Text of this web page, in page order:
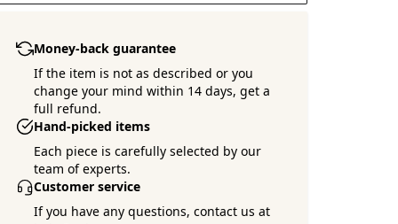
Money-back guarantee
If the item is not as described or you
change your mind within 14 days, get a
full refund.
Hand-picked items
Each piece is carefully selected by our
team of experts.
Customer service
If you have any questions, contact us at